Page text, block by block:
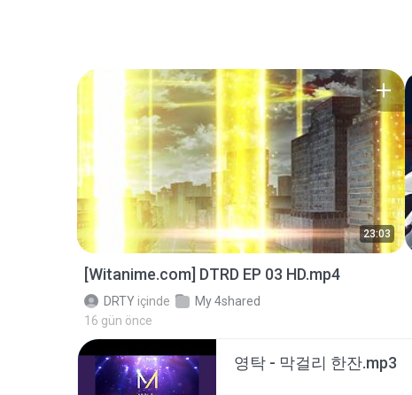
23:03
[Witanime.com] DTRD EP 03 HD.mp4
DRTY içinde
My 4shared
16 gün önce
영탁 - 막걸리 한잔.mp3